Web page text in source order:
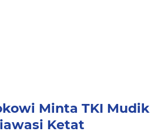
Minta TKI Mudik
Ketat